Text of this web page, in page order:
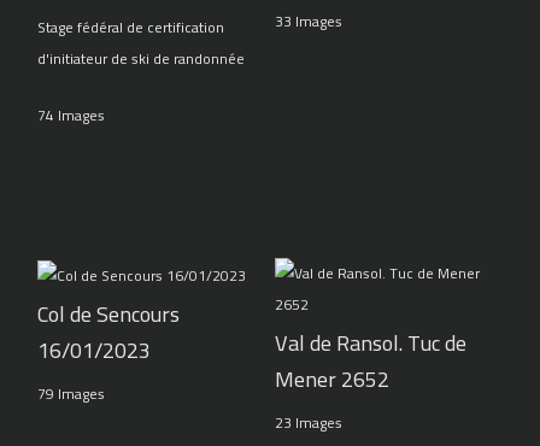
Stage fédéral de certification
d'initiateur de ski de randonnée
74 Images
33 Images
Col de Sencours
16/01/2023
79 Images
Val de Ransol. Tuc de
Mener 2652
23 Images